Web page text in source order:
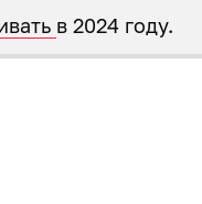
в 2024 году.